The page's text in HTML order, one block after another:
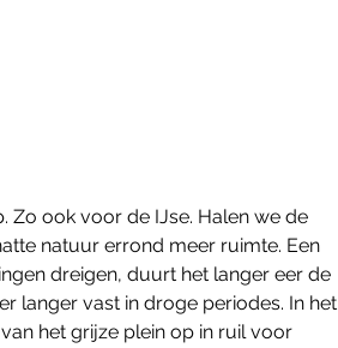
Zo ook voor de IJse. Halen we de
natuur errond meer ruimte. Een
dreigen, duurt het langer eer de
langer vast in droge periodes. In het
het grijze plein op in ruil voor